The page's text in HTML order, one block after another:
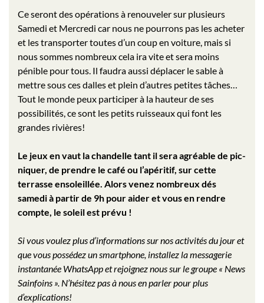
Ce seront des opérations à renouveler sur plusieurs
Samedi et Mercredi car nous ne pourrons pas les acheter
et les transporter toutes d’un coup en voiture, mais si
nous sommes nombreux cela ira vite et sera moins
pénible pour tous. Il faudra aussi déplacer le sable à
mettre sous ces dalles et plein d’autres petites tâches…
Tout le monde peux participer à la hauteur de ses
possibilités, ce sont les petits ruisseaux qui font les
grandes rivières!
Le jeux en vaut la chandelle tant il sera agréable de pic-
niquer, de prendre le café ou l’apéritif, sur cette
terrasse ensoleillée. Alors venez nombreux dés
samedi à partir de 9h pour aider et vous en rendre
compte, le soleil est prévu !
Si vous voulez plus d’informations sur nos activités du jour et
que vous possédez un smartphone, installez la messagerie
instantanée WhatsApp et rejoignez nous sur le groupe « News
Sainfoins ». N’hésitez pas à nous en parler pour plus
d’explications!